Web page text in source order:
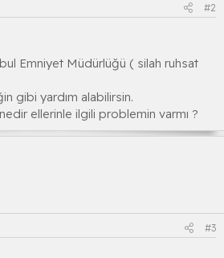
#2
Emniyet Müdürlüğü ( silah ruhsat
gibi yardım alabilirsin.
ellerinle ilgili problemin varmı ?
#3